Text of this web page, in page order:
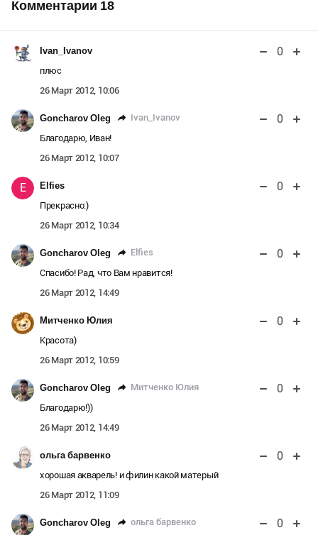
Комментарии 18
Ivan_Ivanov 0
плюс
26 Март 2012, 10:06
Goncharov Oleg Ivan_Ivanov 0
Благодарю, Иван!
26 Март 2012, 10:07
E Elfies 0
Прекрасно:)
26 Март 2012, 10:34
Goncharov Oleg Elfies 0
Спасибо! Рад, что Вам нравится!
26 Март 2012, 14:49
Митченко Юлия 0
Красота)
26 Март 2012, 10:59
Goncharov Oleg Митченко Юлия 0
Благодарю!))
26 Март 2012, 14:49
ольга барвенко 0
хорошая акварель! и филин какой матерый
26 Март 2012, 11:09
Goncharov Oleg ольга барвенко 0